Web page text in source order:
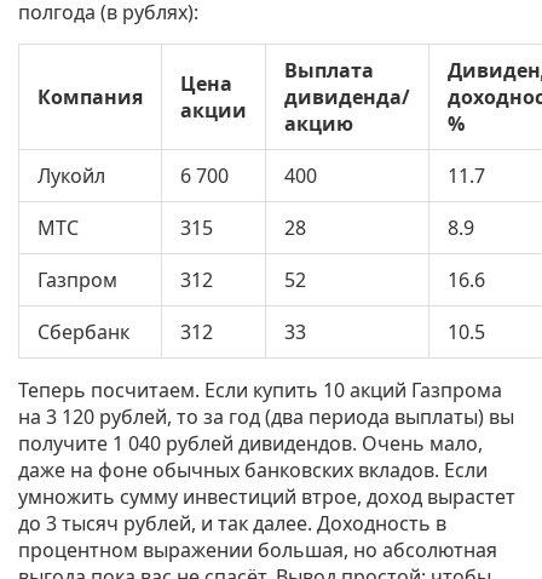
полгода (в рублях):
Компания
Цена
акции
Выплата
дивиденда/
акцию
%
Лукойл
6 700 400
11.7
МТС
315 28
8.9
Газпром
312 52
16.6
Сбербанк
312 33 10.5
Теперь посчитаем. Если купить 10 акций Газпрома
на 3 120 рублей, то за год (два периода выплаты) вы
получите 1 040 рублей дивидендов. Очень мало,
даже на фоне обычных банковских вкладов. Если
умножить сумму инвестиций втрое, доход вырастет
до 3 тысяч рублей, и так далее. Доходность в
процентном выражении большая, но абсолютная